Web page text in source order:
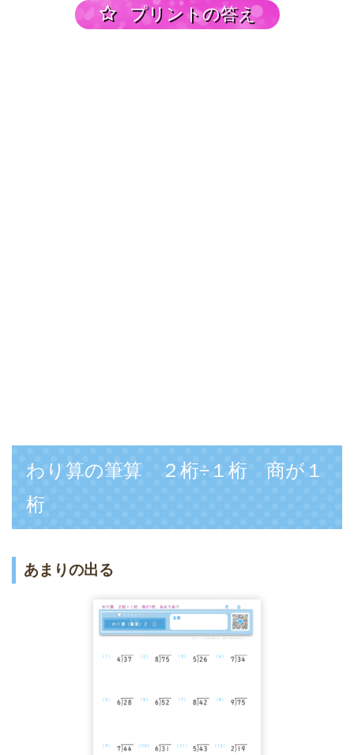
プリントの答え
わり算の筆算 ２桁÷１桁 商が１
桁
あまりの出る